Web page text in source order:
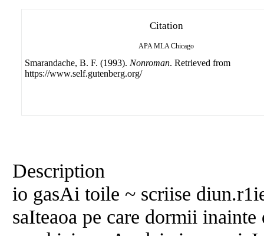
Citation
APA MLA Chicago
Smarandache, B. F. (1993). Nonroman. Retrieved from
https://www.self.gutenberg.org/
Description
io gasAi toile ~ scriise
saIteaoa pe care dormii